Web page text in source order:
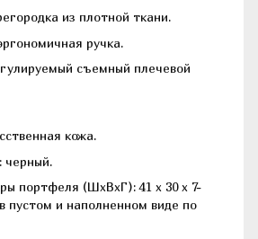
из плотной ткани.
ручка.
съемный плечевой
кожа.
черный.
портфеля (ШхВхГ): 41 х 30 х 7-
пустом и наполненном виде по